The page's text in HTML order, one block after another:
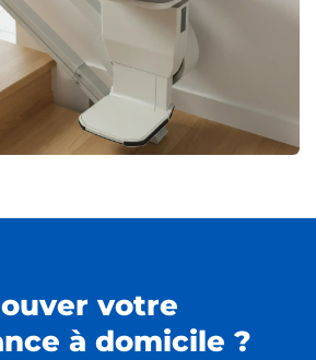
votre
à domicile ?